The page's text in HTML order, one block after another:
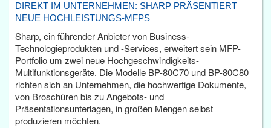
DIREKT IM UNTERNEHMEN: SHARP PRÄSENTIERT
NEUE HOCHLEISTUNGS-MFPS
Sharp, ein führender Anbieter von Business-
Technologieprodukten und -Services, erweitert sein MFP-
Portfolio um zwei neue Hochgeschwindigkeits-
Multifunktionsgeräte. Die Modelle BP-80C70 und BP-80C80
richten sich an Unternehmen, die hochwertige Dokumente,
von Broschüren bis zu Angebots- und
Präsentationsunterlagen, in großen Mengen selbst
produzieren möchten.